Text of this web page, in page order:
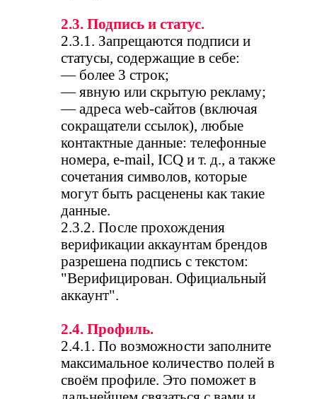
2.3. Подпись и статус.
2.3.1. Запрещаются подписи и
статусы, содержащие в себе:
— более 3 строк;
— явную или скрытую рекламу;
— адреса web-сайтов (включая
сокращатели ссылок), любые
контактные данные: телефонные
номера, e-mail, ICQ и т. д., а также
сочетания символов, которые
могут быть расценены как такие
данные.
2.3.2. После прохождения
верификации аккаунтам брендов
разрешена подпись с текстом:
"Верифицирован. Официальный
аккаунт".
2.4. Профиль.
2.4.1. По возможности заполните
максимальное количество полей в
своём профиле. Это поможет в